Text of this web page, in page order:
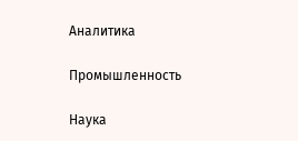
Аналитика
Промышленность
Наука